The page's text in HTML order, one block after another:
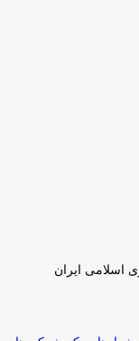
اسلامی ایران